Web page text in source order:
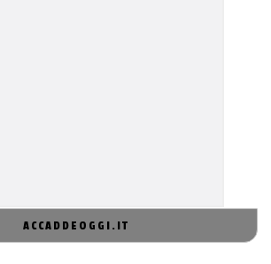
ACCADDEOGGI.IT